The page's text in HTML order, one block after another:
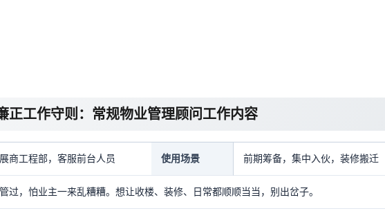
正工作守则：常规物业管理顾问工作内容
商工程部，客服前台人员 使用场景 前期筹备，集中入伙，装修搬迁
过，怕业主一来乱糟糟。想让收楼、装修、日常都顺顺当当，别出岔子。